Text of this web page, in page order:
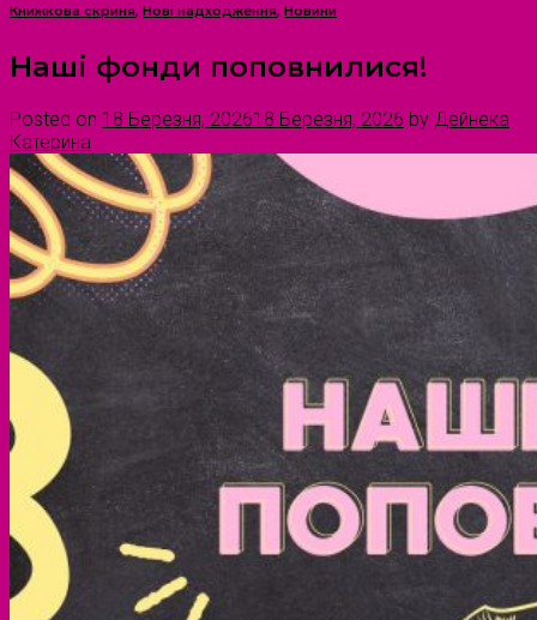
Книжкова скриня, Нові надходження, Новини
Наші фонди поповнилися!
Posted on 18 Березня, 202618 Березня, 2026 by Дейнека
Катерина